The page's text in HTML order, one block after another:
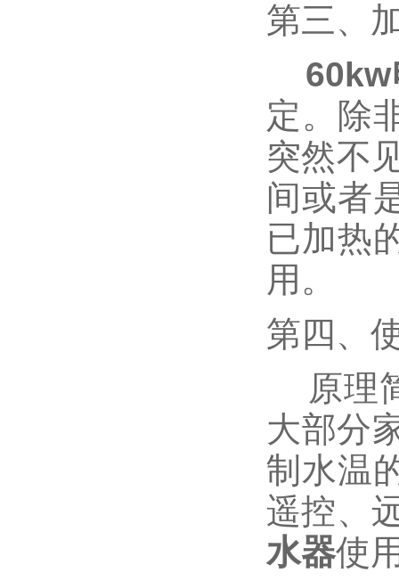
第三、
60kw
定。除
突然不
间或者
已加热
用。
第四、
原理
大部分
制水温
遥控、
水器使